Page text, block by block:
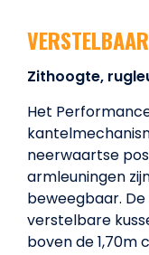
VERSTELBAAR
Zithoogte,
Het
neerwaartse
armleuningen
beweegbaar.
verstelbare
boven de 1,70m